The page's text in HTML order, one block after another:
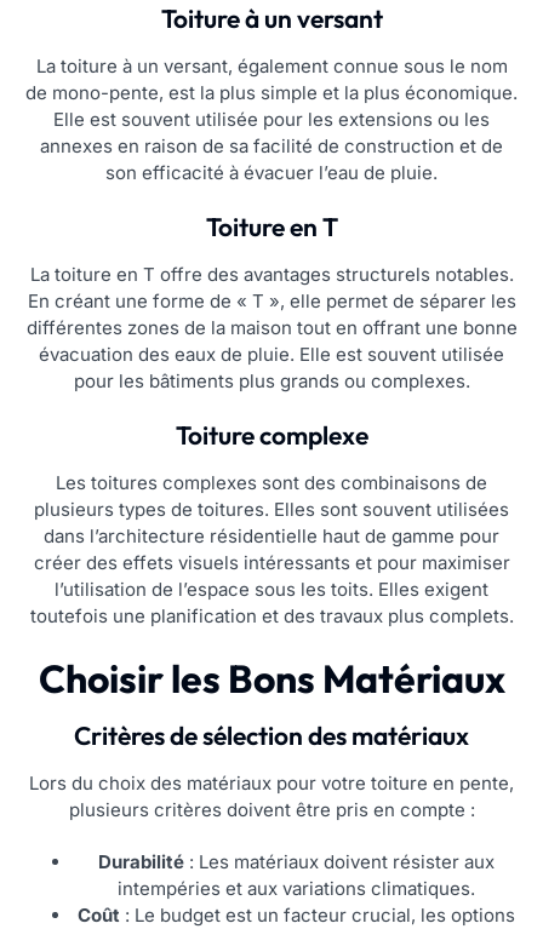
Toiture à un versant
La toiture à un versant, également connue sous le nom
de mono-pente, est la plus simple et la plus économique.
Elle est souvent utilisée pour les extensions ou les
annexes en raison de sa facilité de construction et de
son efficacité à évacuer l’eau de pluie.
Toiture en T
La toiture en T offre des avantages structurels notables.
En créant une forme de « T », elle permet de séparer les
différentes zones de la maison tout en offrant une bonne
évacuation des eaux de pluie. Elle est souvent utilisée
pour les bâtiments plus grands ou complexes.
Toiture complexe
Les toitures complexes sont des combinaisons de
plusieurs types de toitures. Elles sont souvent utilisées
dans l’architecture résidentielle haut de gamme pour
créer des effets visuels intéressants et pour maximiser
l’utilisation de l’espace sous les toits. Elles exigent
toutefois une planification et des travaux plus complets.
Choisir les Bons Matériaux
Critères de sélection des matériaux
Lors du choix des matériaux pour votre toiture en pente,
plusieurs critères doivent être pris en compte :
Durabilité: Les matériaux doivent résister aux
intempéries et aux variations climatiques.
Coût : Le budget est un facteur crucial, les options